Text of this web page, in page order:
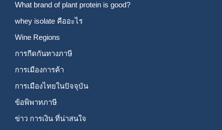
What brand of plant protein is good?
whey isolate คืออะไร
Wine Regions
การกีดกันทางภาษี
การเมืองการค้า
การเมืองไทยในปัจจุบัน
ข้อพิพาทภาษี
ข่าว การเงิน ที่น่าสนใจ